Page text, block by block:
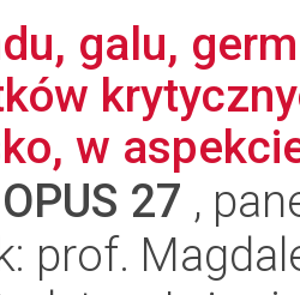
galu,
w
OPUS 27 ,
prof.